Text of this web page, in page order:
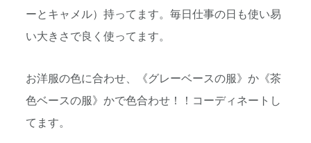
ーとキャメル）持ってます。毎日仕事の日も使い易
い大きさで良く使ってます。
お洋服の色に合わせ、《グレーベースの服》か《茶
色ベースの服》かで色合わせ！！コーディネートし
てます。